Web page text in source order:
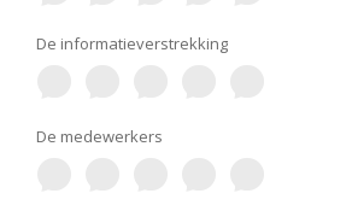
De informatieverstrekking
De medewerkers